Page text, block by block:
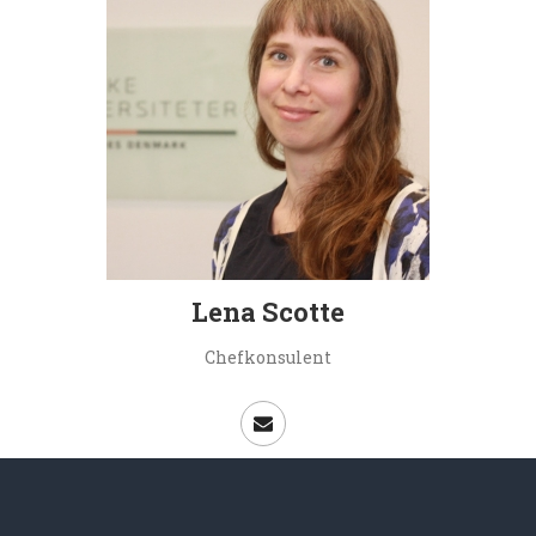
Lena Scotte
Chefkonsulent